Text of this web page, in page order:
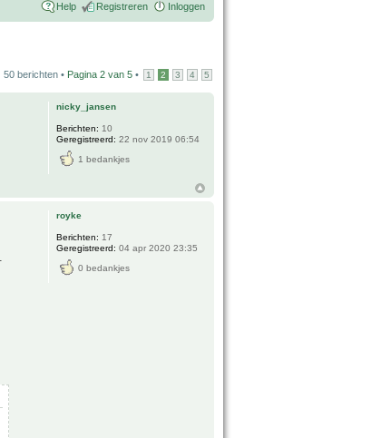
Help Registreren Inloggen
50 berichten • Pagina 2 van 5 • 1 2 3 4 5
nicky_jansen
Berichten: 10
Geregistreerd: 22 nov 2019 06:54
1 bedankjes
royke
Berichten: 17
Geregistreerd: 04 apr 2020 23:35
0 bedankjes